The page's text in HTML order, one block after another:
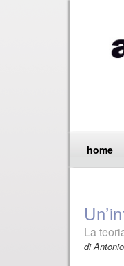
home
La
di